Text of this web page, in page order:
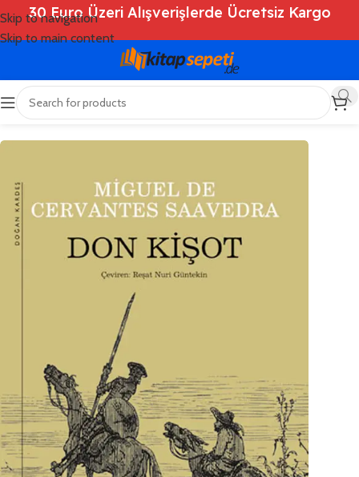
Skip to navigation
Skip to main content
30 Euro Üzeri Alışverişlerde Ücretsiz Kargo
Ana Sayfa Shop